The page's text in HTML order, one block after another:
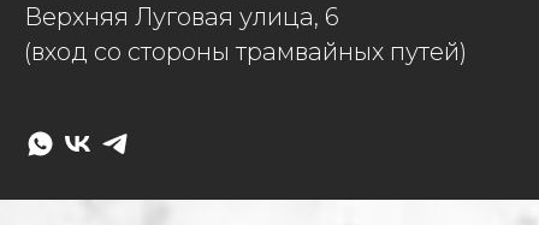
Верхняя Луговая улица, 6
(вход со стороны трамвайных путей)